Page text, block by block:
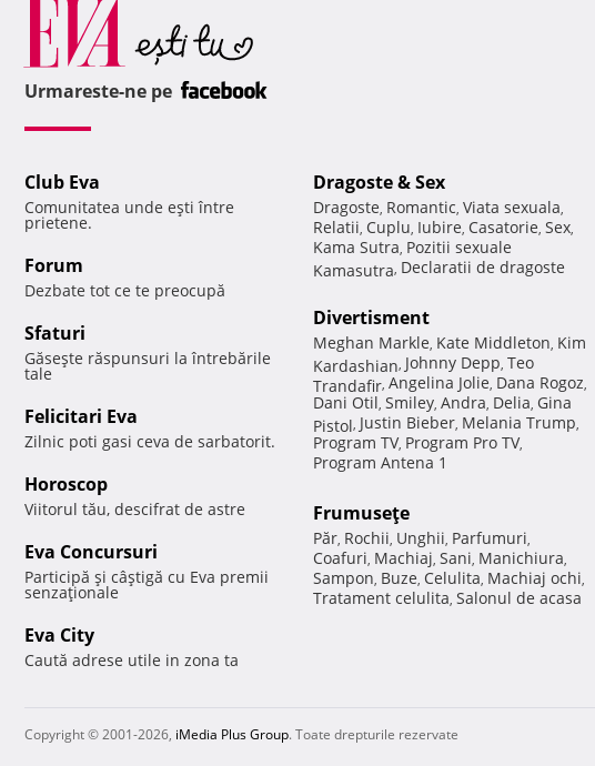
Urmareste-ne pe
Club Eva
Comunitatea unde eşti între
prietene.
Forum
Dezbate tot ce te preocupă
Sfaturi
Găseşte răspunsuri la întrebările
tale
Felicitari Eva
Zilnic poti gasi ceva de sarbatorit.
Horoscop
Viitorul tău, descifrat de astre
Eva Concursuri
Participă şi câştigă cu Eva premii
senzaţionale
Eva City
Caută adrese utile in zona ta
Dragoste & Sex
Dragoste, Romantic, Viata sexuala,
Relatii, Cuplu, Iubire, Casatorie, Sex,
Kama Sutra, Pozitii sexuale
Kamasutra, Declaratii de dragoste
Divertisment
Meghan Markle, Kate Middleton, Kim
Kardashian, Johnny Depp, Teo
Trandafir, Angelina Jolie, Dana Rogoz,
Dani Otil, Smiley, Andra, Delia, Gina
Pistol, Justin Bieber, Melania Trump,
Program TV, Program Pro TV,
Program Antena 1
Frumuseţe
Păr, Rochii, Unghii, Parfumuri,
Coafuri, Machiaj, Sani, Manichiura,
Sampon, Buze, Celulita, Machiaj ochi,
Tratament celulita, Salonul de acasa
Copyright © 2001-2026, iMedia Plus Group. Toate drepturile rezervate